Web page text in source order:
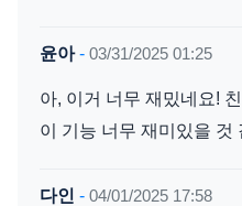
윤아- 03/31/2025 01:25
아, 이거 너무 재밌네요!
이 기능 너무 재미있을 것
다인 - 04/01/2025 17:58